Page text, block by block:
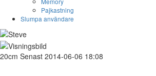
Pajkastning
Slumpa användare
20cm Senast 2014-06-06 18:08